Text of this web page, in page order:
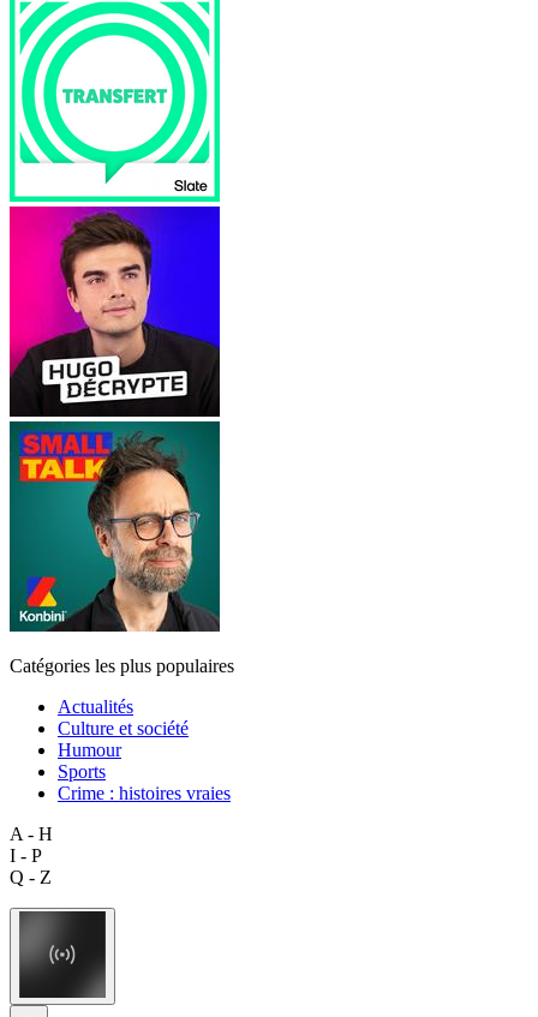
Catégories les plus populaires
Actualités
Culture et société
Humour
Sports
Crime : histoires vraies
A - H
I - P
Q - Z